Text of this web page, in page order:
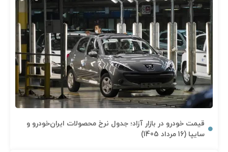
قیمت خودرو در بازار آزاد؛ جدول نرخ محصولات ایران‌خودرو و
سایپا (16 مرداد 1405)